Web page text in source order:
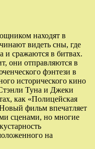
находят в
видеть сны, где
и сражаются в битвах.
они отправляются в
фэнтези в
исторического кино
Туна и Джеки
как «Полицейская
фильм впечатляет
сценами, но многие
на